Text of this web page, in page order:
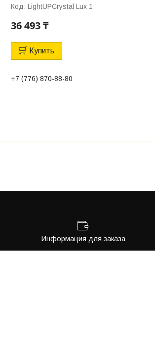
Код: LightUPCrystal Lux 1
36 493 ₸
Купить
+7 (776) 870-88-80
Информация для заказа